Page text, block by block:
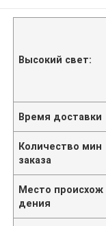
Высокий свет:
Время доставки
Количество мин
заказа
Место происхож
дения